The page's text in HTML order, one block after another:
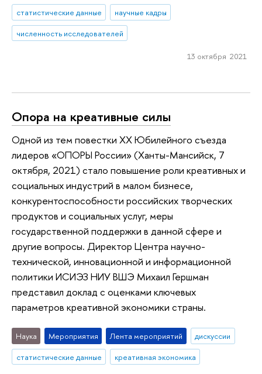
статистические данные
научные кадры
численность исследователей
13 октября 2021
Опора на креативные силы
Одной из тем повестки XX Юбилейного съезда
лидеров «ОПОРЫ России» (Ханты-Мансийск, 7
октября, 2021) стало повышение роли креативных и
социальных индустрий в малом бизнесе,
конкурентоспособности российских творческих
продуктов и социальных услуг, меры
государственной поддержки в данной сфере и
другие вопросы. Директор Центра научно-
технической, инновационной и информационной
политики ИСИЭЗ НИУ ВШЭ Михаил Гершман
представил доклад с оценками ключевых
параметров креативной экономики страны.
Наука Мероприятия Лента мероприятий
дискуссии
статистические данные
креативная экономика